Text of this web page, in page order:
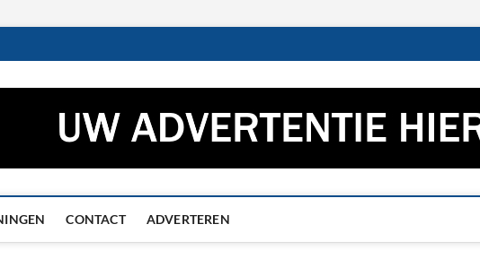
– Het laatste nieuws uit
CONTACT ADVERTEREN